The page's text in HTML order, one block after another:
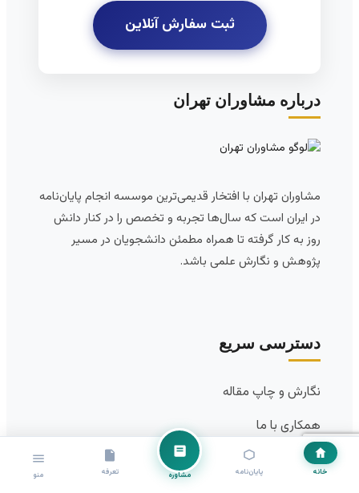
خانه پایان‌نامه مشاوره تعرفه منو
ثبت سفارش آنلاین
درباره مشاوران تهران
مشاوران تهران با افتخار قدیمی‌ترین موسسه انجام پایان‌نامه
در ایران است که سال‌ها تجربه و تخصص را در کنار دانش
روز به کار گرفته تا همراه مطمئن دانشجویان در مسیر
پژوهش و نگارش علمی باشد.
دسترسی سریع
نگارش و چاپ مقاله
همکاری با ما
درباره ما